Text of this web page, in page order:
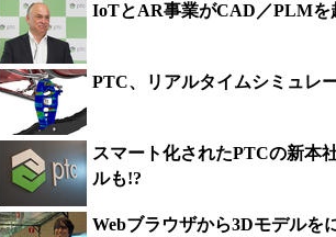
IoTとAR事業がCAD／PLMを
PTC、リアルタイムシミュレ
スマート化されたPTCの新本
ルも!?
Webブラウザから3Dモデルを